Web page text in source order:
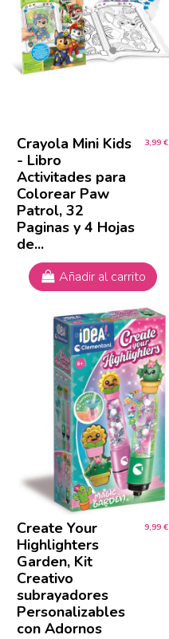
Crayola Mini Kids
- Libro
Activitades para
Colorear Paw
Patrol, 32
Paginas y 4 Hojas
de...
3,99 €
Añadir al carrito
Create Your
Highlighters
Garden, Kit
Creativo
subrayadores
Personalizables
con Adornos
9,99 €